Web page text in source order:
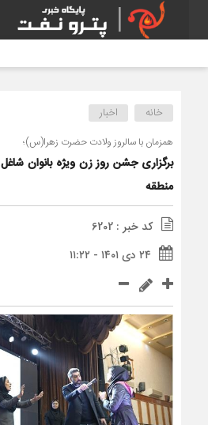
خانه اخبار
همزمان با سالروز ولادت حضرت زهرا(س)؛
برگزاری جشن روز زن ویژه بانوان
منطقه
کد خبر : 6202
۲۴ دی ۱۴۰۱ - ۱۱:۲۲